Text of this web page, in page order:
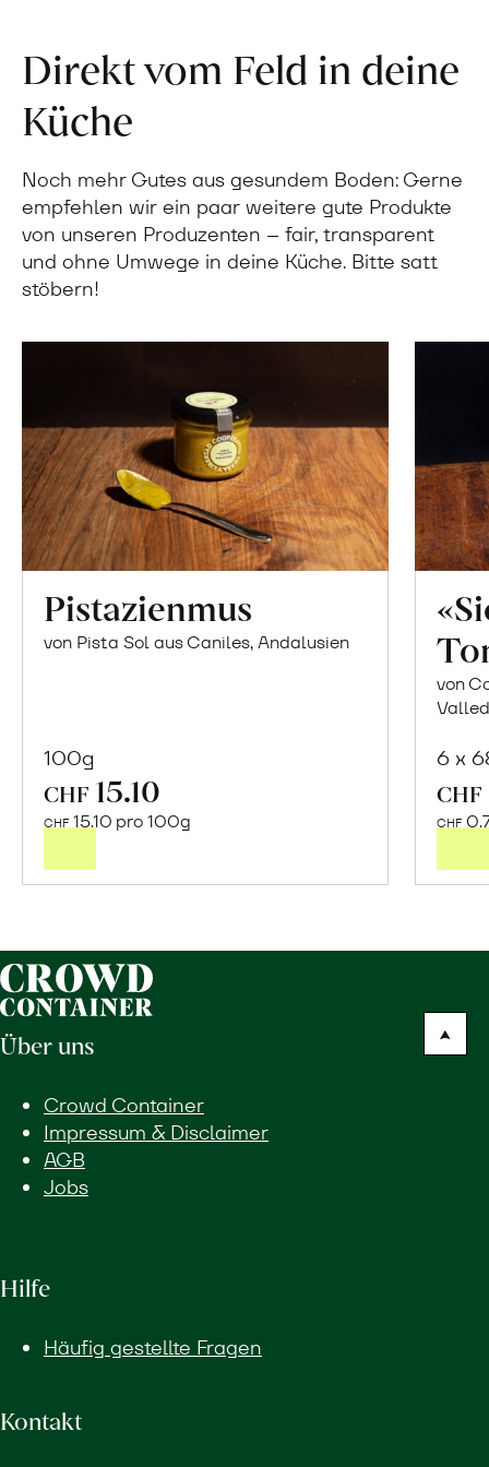
Direkt vom Feld in deine
Küche
Noch mehr Gutes aus gesundem Boden: Gerne
empfehlen wir ein paar weitere gute Produkte
von unseren Produzenten – fair, transparent
und ohne Umwege in deine Küche. Bitte satt
stöbern!
Pistazienmus
von Pista Sol aus Caniles, Andalusien
100g
CHF 15.10
CHF15.10 pro 100gden
von
6 x
CHF
CHF
Über uns
Crowd Container
Impressum & Disclaimer
AGB
Jobs
Hilfe
Häufig gestellte Fragen
Kontakt